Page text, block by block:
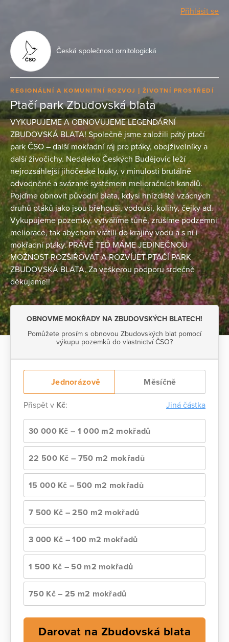
Přihlásit se
Česká společnost ornitologická
REGIONÁLNÍ A KOMUNITNÍ ROZVOJ ŽIVOTNÍ PROSTŘEDÍ
Ptačí park Zbudovská blata
VYKUPUJEME A OBNOVUJEME LEGENDÁRNÍ
ZBUDOVSKÁ BLATA! Společně jsme založili pátý ptačí
park ČSO – další mokřadní ráj pro ptáky, obojživelníky a
další živočichy. Nedaleko Českých Budějovic leží
nejrozsáhlejší jihočeské louky, v minulosti brutálně
odvodněné a svázané systémem melioračních kanálů.
Pojďme obnovit původní blata, kdysi hnízdiště vzácných
druhů ptáků jako jsou břehouši, vodouši, kolihy, čejky ad.
Vykupujeme pozemky, vytváříme tůně, zrušíme podzemní
meliorace, tak abychom vrátili do krajiny vodu a s ní i
mokřadní ptáky. PRÁVĚ TEĎ MÁME JEDINEČNOU
MOŽNOST ROZŠIŘOVAT A ROZVÍJET PTAČÍ PARK
ZBUDOVSKÁ BLATA. Za veškerou podporu srdečně
děkujeme!!
OBNOVME MOKŘADY NA ZBUDOVSKÝCH BLATECH!
Pomůžete prosím s obnovou Zbudovských blat pomocí
výkupu pozemků do vlastnictví ČSO?
Jednorázově Měsíčně
Přispět v Kč: Jiná částka
30 000 Kč – 1 000 m2 mokřadů
22 500 Kč – 750 m2 mokřadů
15 000 Kč – 500 m2 mokřadů
7 500 Kč – 250 m2 mokřadů
3 000 Kč – 100 m2 mokřadů
1 500 Kč – 50 m2 mokřadů
750 Kč – 25 m2 mokřadů
Darovat na Zbudovská blata